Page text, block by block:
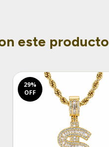
este producto
29%
OFF